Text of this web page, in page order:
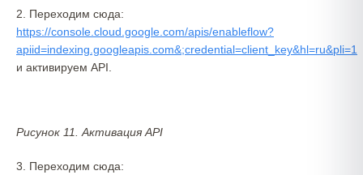
2. Переходим сюда:
https://console.cloud.google.com/apis/enableflow?
apiid=indexing.googleapis.com&;credential=client_key&hl=ru&pli=1
и активируем API.
Рисунок 11. Активация API
3. Переходим сюда: